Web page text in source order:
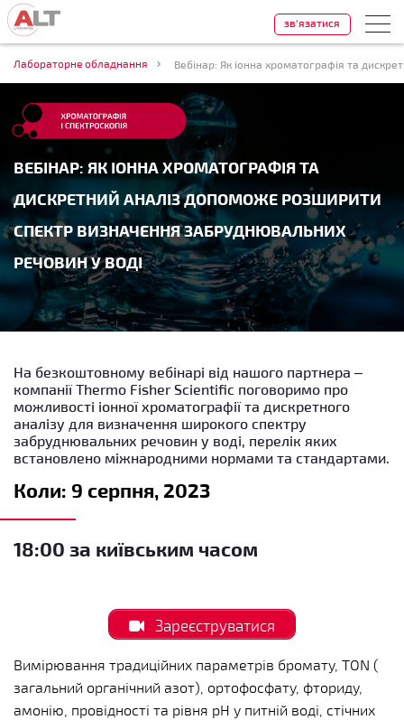
Лабораторне обладнання
ВЕБІНАР: ЯК ІОННА ХРОМАТОГРАФІЯ ТА
ДИСКРЕТНИЙ АНАЛІЗ ДОПОМОЖЕ РОЗШИРИТИ
СПЕКТР ВИЗНАЧЕННЯ ЗАБРУДНЮВАЛЬНИХ
РЕЧОВИН У ВОДІ
зв'язатися
На безкоштовному вебінарі від нашого партнера –
компанії Thermo Fisher Scientific поговоримо про
можливості іонної хроматографії та дискретного
аналізу для визначення широкого спектру
забруднювальних речовин у воді, перелік яких
встановлено міжнародними нормами та стандартами.
Коли: 9 серпня, 2023
18:00 за київським часом
Зареєструватися
Вимірювання традиційних параметрів бромату, TON (
загальний органічний азот), ортофосфату, фториду,
амонію, провідності та рівня рН у питній воді, стічних